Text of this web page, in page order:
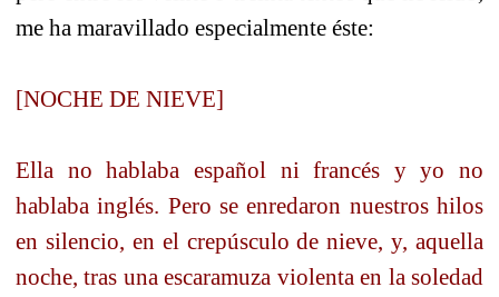
me ha maravillado especialmente éste:
[NOCHE DE NIEVE]
Ella no hablaba español ni francés y yo no
hablaba inglés. Pero se enredaron nuestros hilos
en silencio, en el crepúsculo de nieve, y, aquella
noche, tras una escaramuza violenta en la soledad